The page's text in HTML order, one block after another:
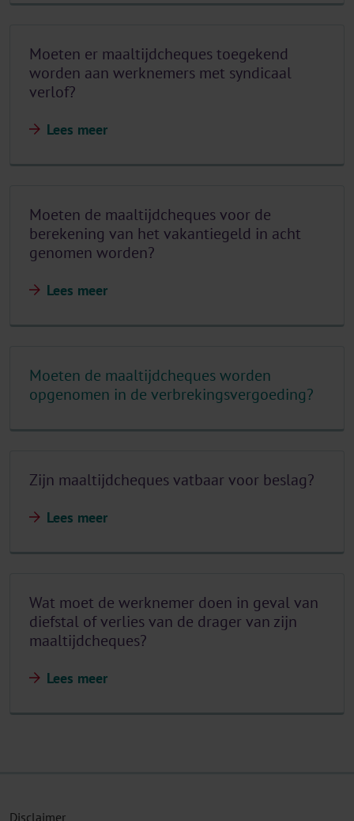
Moeten er maaltijdcheques toegekend
worden aan werknemers met syndicaal
verlof?
Lees meer
Moeten de maaltijdcheques voor de
berekening van het vakantiegeld in acht
genomen worden?
Lees meer
Moeten de maaltijdcheques worden
opgenomen in de verbrekingsvergoeding?
Zijn maaltijdcheques vatbaar voor beslag?
Lees meer
Wat moet de werknemer doen in geval van
diefstal of verlies van de drager van zijn
maaltijdcheques?
Lees meer
Disclaimer